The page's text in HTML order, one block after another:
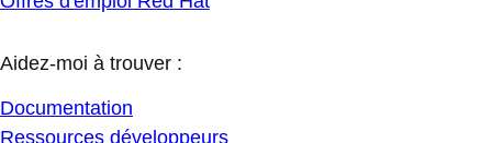
Aidez-moi à trouver :
Documentation
Ressources développeurs